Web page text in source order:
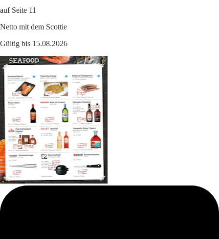
auf Seite 11
Netto mit dem Scottie
Gültig bis 15.08.2026